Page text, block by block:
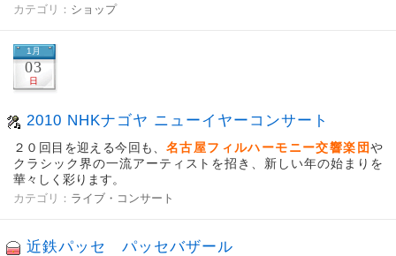
カテゴリ： ショップ
1月
03
日
2010 NHKナゴヤ ニューイヤーコンサート
２０回目を迎える今回も、 名古屋フィルハーモニー交響楽団や
クラシック界の一流アーティストを招き、新しい年の始まりを
華々しく彩ります。
カテゴリ： ライブ・コンサート
近鉄パッセ パッセバザール